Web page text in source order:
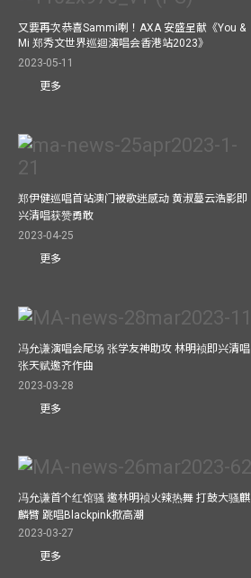
又要再次恭喜Sammi喇！AXA 安盛呈献《You &
Mi 郑秀文世界巡迴演唱会香港站2023》
2023-05-11
更多
郑伊健巡唱首站澳门被歌迷感动 黄淑蔓云浩影即
兴清唱获赞勇敢
2023-04-25
更多
冯允谦演唱会尾场 张学友神助攻 林明祯即兴清唱
张天赋邀齐作曲
2023-03-28
更多
冯允谦首个红馆骚 邀林明祯火辣热舞 打鼓大骚麒
麟臂 跳唱Blackpink掀高潮
2023-03-27
更多